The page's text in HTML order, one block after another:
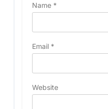
Name *
Email *
Website